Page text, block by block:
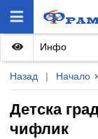
Назад | Начало
Детска
чифлик
Инфо